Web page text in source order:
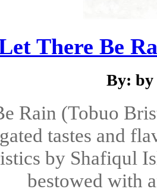
There Be
By:
Rain (Tobuo
tastes and
by Shafiqul
bestowed with